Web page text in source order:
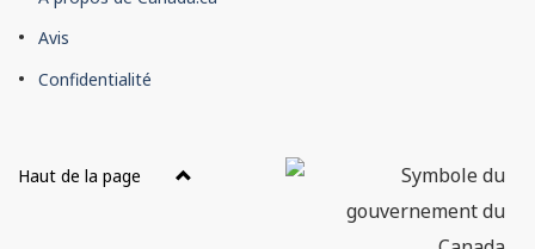
site
Avis
Confidentialité
Haut de la page